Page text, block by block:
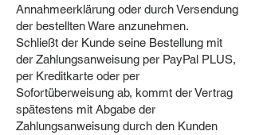
Annahmeerklärung oder durch Versendung
der bestellten Ware anzunehmen.
Schließt der Kunde seine Bestellung mit
der Zahlungsanweisung per PayPal PLUS,
per Kreditkarte oder per
Sofortüberweisung ab, kommt der Vertrag
spätestens mit Abgabe der
Zahlungsanweisung durch den Kunden